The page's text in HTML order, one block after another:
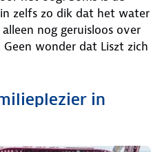
zelfs zo dik dat het water
nog geruisloos over
wonder dat Liszt zich
in